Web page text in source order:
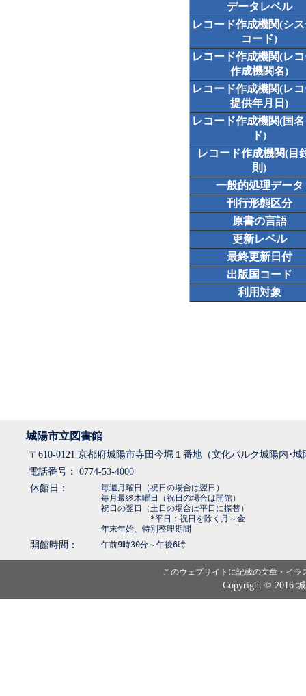
データレベル
レコード作成機関(シ
コード)
レコード作成機関(レ
作成機関名)
レコード作成機関(レ
提供年月日)
レコード作成機関(国
ド)
レコード作成機関(目
則)
一般的処理データ
刊行形態区分
原書の言語
更新レベル
最終更新日付
出版国コード
利用対象
城陽市立図書館
〒610-0121 京都府城陽市寺田今堀１番地（文化パルク城陽内･
電話番号： 0774-53-4000
休館日：
毎週月曜日（祝日の場合は翌日）
毎月最終木曜日（祝日の場合は開館）
祝日の翌日（土日の場合は平日に振替）
*平日：祝日を除く月～金
年末年始、特別整理期間
開館時間： 午前9時30分～午後6時
このウェブサイトに記載の文章・イ
Copyright © 2016